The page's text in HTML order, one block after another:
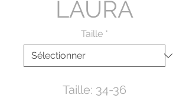
LAURA
Taille *
Taille: 34-36